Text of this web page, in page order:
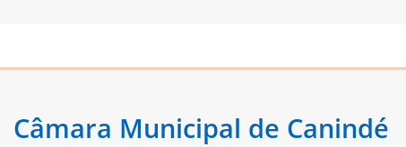
Câmara Municipal de Canindé